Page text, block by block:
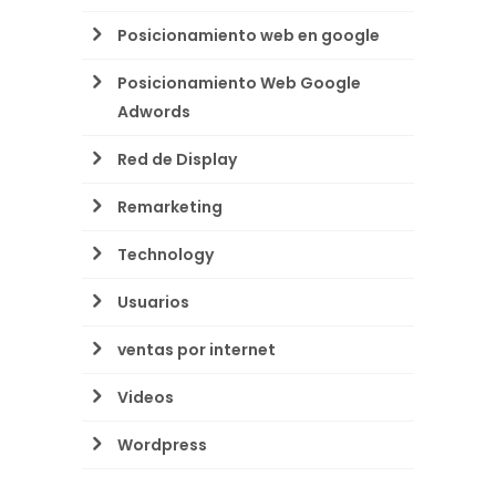
Posicionamiento web en google
Posicionamiento Web Google
Adwords
Red de Display
Remarketing
Technology
Usuarios
ventas por internet
Videos
Wordpress